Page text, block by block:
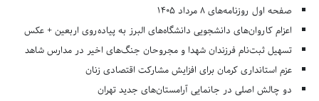
صفحه اول روزنامه‌های 8 مرداد 1405
اعزام کاروان‌های دانشجویی دانشگاه‌های البرز به پیاده‌روی اربعین + عکس
تسهیل ثبت‌نام فرزندان شهدا و مجروحان جنگ‌های اخیر در مدارس شاهد
عزم استانداری کرمان برای افزایش مشارکت اقتصادی زنان
دو چالش اصلی در جانمایی آرامستان‌های جدید تهران